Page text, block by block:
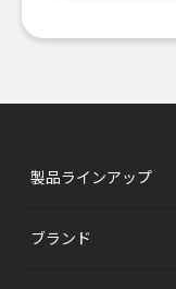
製品ラインアップ
ブランド